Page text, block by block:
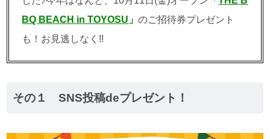
BQ BEACH in TOYOSU 」のご招待券プレゼント
も！お見逃しなく!!
その１ SNS投稿deプレゼント！